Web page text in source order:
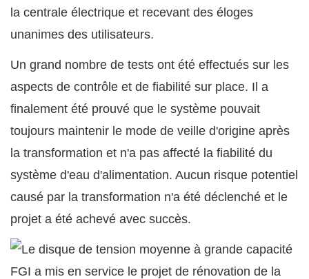
la centrale électrique et recevant des éloges
unanimes des utilisateurs.
Un grand nombre de tests ont été effectués sur les
aspects de contrôle et de fiabilité sur place. Il a
finalement été prouvé que le système pouvait
toujours maintenir le mode de veille d'origine après
la transformation et n'a pas affecté la fiabilité du
système d'eau d'alimentation. Aucun risque potentiel
causé par la transformation n'a été déclenché et le
projet a été achevé avec succès.